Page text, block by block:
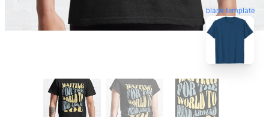
blank template